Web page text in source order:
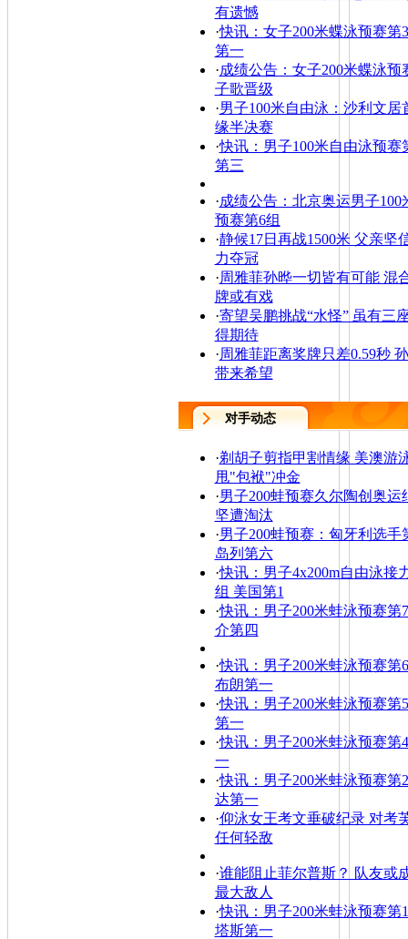
有遗憾
·快讯：女子200米蝶泳预赛第
第一
·成绩公告：女子200米蝶泳预
子歌晋级
·男子100米自由泳：沙利文居
缘半决赛
·快讯：男子100米自由泳预赛
第三
·成绩公告：北京奥运男子100
预赛第6组
·静候17日再战1500米 父亲坚
力夺冠
·周雅菲孙晔一切皆有可能 混
牌或有戏
·寄望吴鹏挑战“水怪” 虽有三
得期待
·周雅菲距离奖牌只差0.59秒
带来希望
对手动态
·剃胡子剪指甲割情缘 美澳游
甩"包袱"冲金
·男子200蛙预赛久尔陶创奥运
坚遭淘汰
·男子200蛙预赛：匈牙利选手
岛列第六
·快讯：男子4x200m自由泳接
组 美国第1
·快讯：男子200米蛙泳预赛第
介第四
·快讯：男子200米蛙泳预赛第
布朗第一
·快讯：男子200米蛙泳预赛第
第一
·快讯：男子200米蛙泳预赛第
一
·快讯：男子200米蛙泳预赛第
达第一
·仰泳女王考文垂破纪录 对考
任何轻敌
·谁能阻止菲尔普斯？ 队友或
最大敌人
·快讯：男子200米蛙泳预赛第
塔斯第一